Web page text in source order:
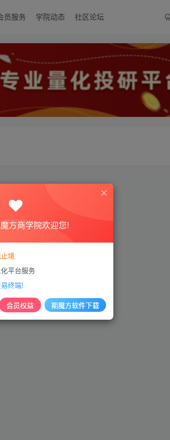
员服务 学院动态 社区论坛
方商学院欢迎您!
境
平台服务
终端!
会员权益 期魔方软件下载